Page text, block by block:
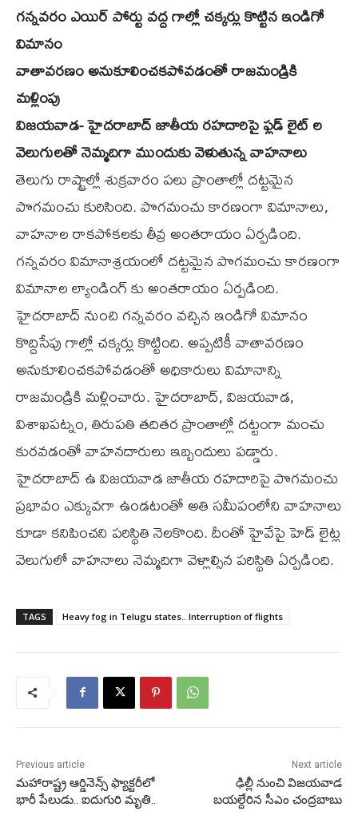
గన్నవరం ఎయిర్ పోర్టు వద్ద గాల్లో చక్కర్లు కొట్టిన ఇండిగో
విమానం
వాతావరణం అనుకూలించకపోవడంతో రాజమండ్రికి
మళ్లింపు
విజయవాడ- హైదరాబాద్ జాతీయ రహదారిపై ఫ్లడ్ లైట్ ల
వెలుగులతో నెమ్మదిగా ముందుకు వెళుతున్న వాహనాలు
తెలుగు రాష్ట్రాల్లో శుక్రవారం పలు ప్రాంతాల్లో దట్టమైన
పొగమంచు కురిసింది. పొగమంచు కారణంగా విమానాలు,
వాహనాల రాకపోకలకు తీవ్ర అంతరాయం ఏర్పడింది.
గన్నవరం విమానాశ్రయంలో దట్టమైన పొగమంచు కారణంగా
విమానాల ల్యాండింగ్ కు అంతరాయం ఏర్పడింది.
హైదరాబాద్ నుంచి గన్నవరం వచ్చిన ఇండిగో విమానం
కొద్దిసేపు గాల్లో చక్కర్లు కొట్టింది. అప్పటికీ వాతావరణం
అనుకూలించకపోవడంతో అధికారులు విమానాన్ని
రాజమండ్రికి మళ్లించారు. హైదరాబాద్, విజయవాడ,
విశాఖపట్నం, తిరుపతి తదితర ప్రాంతాల్లో దట్టంగా మంచు
కురవడంతో వాహనదారులు ఇబ్బందులు పడ్డారు.
హైదరాబాద్ ఉ విజయవాడ జాతీయ రహదారిపై పొగమంచు
ప్రభావం ఎక్కువగా ఉండటంతో అతి సమీపంలోని వాహనాలు
కూడా కనిపించని పరిస్థితి నెలకొంది. దీంతో హైవేపై హెడ్ లైట్ల
వెలుగులో వాహనాలు నెమ్మదిగా వెళ్లాల్సిన పరిస్థితి ఏర్పడింది.
TAGS Heavy fog in Telugu states.. Interruption of flights
Previous article
మహారాష్ట్ర ఆర్డినెన్స్ ఫ్యాక్టరీలో
భారీ పేలుడు.. ఐదుగురి మృతి..
Next article
ఢిల్లీ నుంచి విజయవాడ
బయల్దేరిన సీఎం చంద్రబాబు